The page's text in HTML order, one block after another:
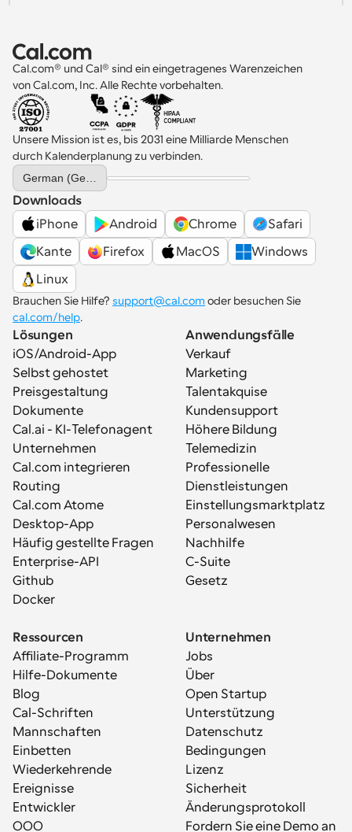
Cal.com® und Cal® sind ein eingetragenes Warenzeichen
von Cal.com, Inc. Alle Rechte vorbehalten.
Unsere Mission ist es, bis 2031 eine Milliarde Menschen
durch Kalenderplanung zu verbinden.
Select Language
Downloads
iPhone
Android Chrome
Safari
Kante
Firefox MacOS
Windows
Linux
Brauchen Sie Hilfe? support@cal.com
cal.com/help.
Lösungen
iOS/Android-App
Selbst gehostet
Preisgestaltung
Dokumente
Cal.ai - KI-Telefonagent
Unternehmen
Cal.com integrieren
Routing
Cal.com Atome
Desktop-App
Häufig gestellte Fragen
Enterprise-API
Github
Docker
Anwendungsfälle
Verkauf
Marketing
Talentakquise
Kundensupport
Höhere Bildung
Telemedizin
Professionelle
Dienstleistungen
Einstellungsmarktplatz
Personalwesen
Nachhilfe
C-Suite
Gesetz
Ressourcen
Affiliate-Programm
Hilfe-Dokumente
Blog
Cal-Schriften
Mannschaften
Einbetten
Wiederkehrende
Ereignisse
Entwickler
OOO
Unternehmen
Jobs
Über
Open Startup
Unterstützung
Datenschutz
Bedingungen
Lizenz
Sicherheit
Änderungsprotokoll
Fordern Sie eine Demo an